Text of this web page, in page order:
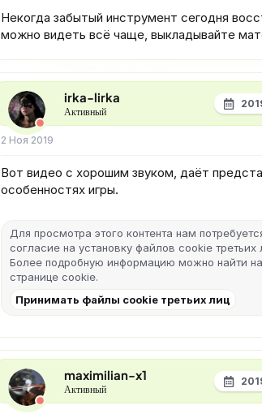
Некогда забытый инструмент сегодня
можно видеть всё чаще, выкладывайте
irka-lirka
Активный
2 Ноя 2019
Вот видео с хорошим звуком, даёт
особенностях игры.
Для просмотра этого контента нам
согласие на установку файлов cookie третьих
Более подробную информацию можно найти
странице cookie.
Принимать файлы cookie третьих лиц
maximilian-x1
Активный